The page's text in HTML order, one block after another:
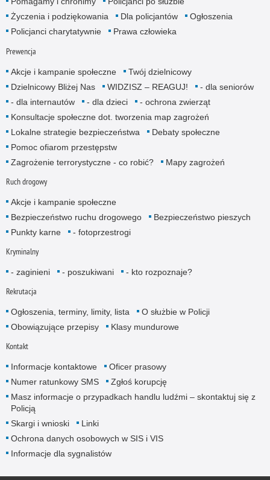
Życzenia i podziękowania
Dla policjantów
Ogłoszenia
Policjanci charytatywnie
Prawa człowieka
Prewencja
Akcje i kampanie społeczne
Twój dzielnicowy
Dzielnicowy Bliżej Nas
WIDZISZ – REAGUJ!
- dla senio­rów
- dla internautów
- dla dzieci
- ochrona zwierząt
Konsultacje społeczne dot. tworzenia map zagrożeń
Lokalne strategie bezpieczeństwa
Debaty społeczne
Pomoc ofiarom przestępstw
Zagrożenie terrorystyczne - co robić?
Mapy zagrożeń
Ruch drogowy
Akcje i kampanie społeczne
Bezpieczeństwo ruchu drogowego
Bezpieczeństwo pieszych
Punkty karne
- fotoprzestrogi
Kryminalny
- zaginieni - poszukiwani - kto rozpoznaje?
Rekrutacja
Ogłoszenia, terminy, limity, lista
O służbie w Policji
Obowiązujące przepisy
Klasy mundurowe
Kontakt
Informacje kontaktowe
Oficer prasowy
Numer ratunkowy SMS
Zgłoś korupcję
Masz informacje o przypadkach handlu ludźmi – skontaktuj się z
Policją
Skargi i wnioski
Linki
Ochrona danych osobowych w SIS i VIS
Informacje dla sygnalistów